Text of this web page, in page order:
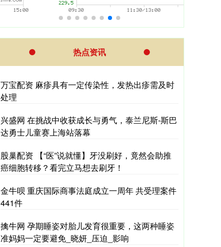
热点资讯
万宝配资 麻疹具有一定传染性，发热出疹需及时
处理
兴盛网 在挑战中收获成长与勇气，泰兰尼斯-斯巴
达勇士儿童赛上海站落幕
股巢配资 【“医”说就懂】牙没刷好，竟然会助推
癌细胞转移？看完立马想去刷牙！
金牛呗 重庆国际商事法庭成立一周年 共受理案件
441件
擒牛网 孕期睡姿对胎儿发育很重要，这两种睡姿
准妈妈一定要避免_晓妍_压迫_影响